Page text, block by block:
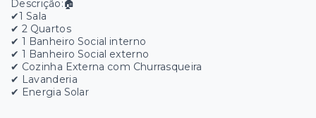
Descrição:🏠
✔1 Sala
✔ 2 Quartos
✔ 1 Banheiro Social interno
✔ 1 Banheiro Social externo
✔ Cozinha Externa com Churrasqueira
✔ Lavanderia
✔ Energia Solar